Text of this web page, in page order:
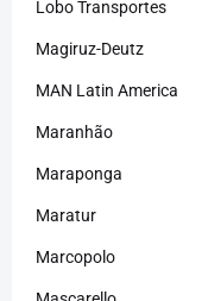
Lobo Transportes
Magiruz-Deutz
MAN Latin America
Maranhão
Maraponga
Maratur
Marcopolo